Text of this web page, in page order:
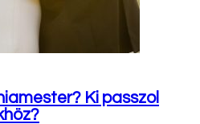
Ki passzol